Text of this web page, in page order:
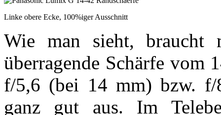
Linke obere Ecke, 100%iger Ausschnitt
Wie man sieht, braucht
überragende Schärfe vom
f/5,6 (bei 14 mm) bzw. f/
ganz gut aus. Im